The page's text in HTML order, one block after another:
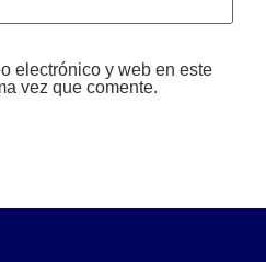
electrónico y web en este
vez que comente.